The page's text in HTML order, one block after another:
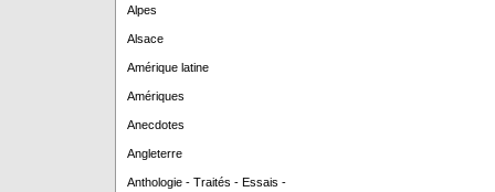
Alpes
Alsace
Amérique latine
Amériques
Anecdotes
Angleterre
Anthologie - Traités - Essais -